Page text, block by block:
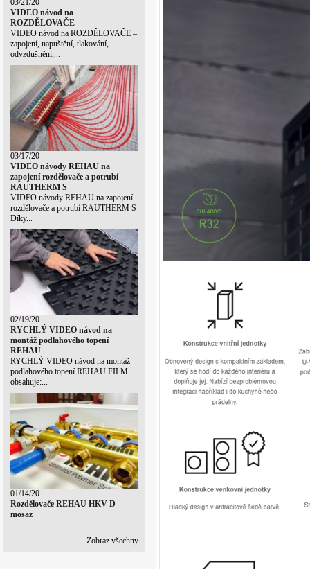
VIDEO návod na
ROZDĚLOVAČE
VIDEO návod na ROZDĚLOVAČE –
zapojení, napuštění, tlakování,
odvzdušnění,...
03/17/20
VIDEO návody REHAU na
zapojení rozdělovače a potrubí
RAUTHERM S
VIDEO návody REHAU na zapojení
rozdělovače a potrubí RAUTHERM S
Díky...
02/19/20
RYCHLÝ VIDEO návod na
montáž podlahového topení
REHAU
RYCHLÝ VIDEO návod na montáž
podlahového topení REHAU FILM
obsahuje:...
01/14/20
Rozdělovače REHAU HKV-D -
mosaz
...
Zobraz všechny